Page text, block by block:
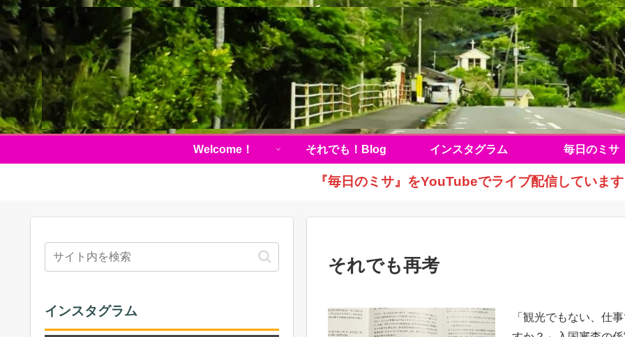
Welcome！ それでも！Blog インスタグラム 毎日のミサ
『毎日のミサ』をYouTubeでライブ配信しています
それでも再考
「観光でもない、仕
インスタグラム